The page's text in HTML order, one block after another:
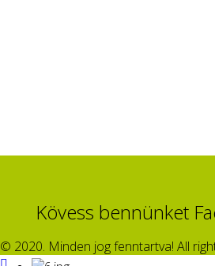
Kövess bennünket
© 2020. Minden jog fenntartva! All